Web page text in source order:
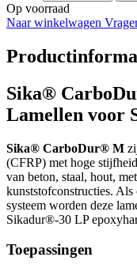
Op voorraad
Naar winkelwagen
Sika®
Lamellen voor
Sika® CarboDur® M
(CFRP) met hoge
van beton, staal, hout,
kunststofconstructies.
systeem worden deze
Sikadur®-30 LP
Toepassingen